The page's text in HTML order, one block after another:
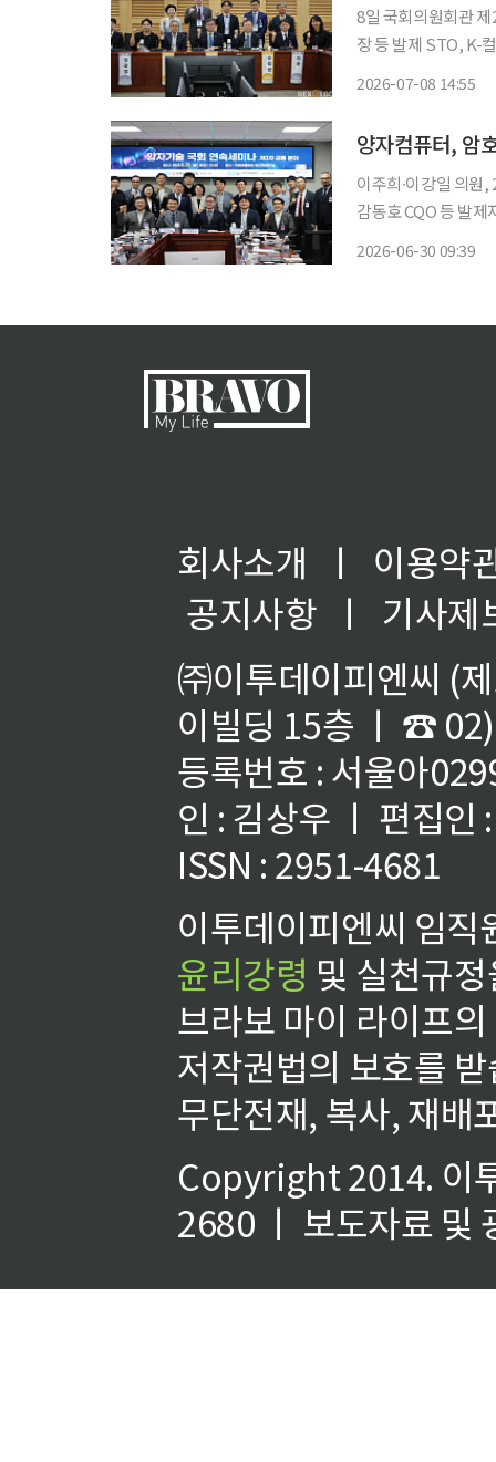
8일 국회의원회관 제
장 등 발제 STO, K-
2026-07-08 14:55
양자컴퓨터, 암
이주희∙이강일 의원
감동호 CQO 등 발제
2026-06-30 09:39
회사소개 ㅣ
이용약
공지사항
ㅣ
기사제
㈜이투데이피엔씨 (
이빌딩 15층 ㅣ ☎
등록번호 : 서울아
인 : 김상우 ㅣ 편집인
ISSN : 2951-4681
이투데이피엔씨 임
윤리강령 및 실천규
브라보 마이 라이프
저작권법의 보호를
무단전재, 복사, 재배
Copyright 2014. 이
2680 ㅣ 보도자료